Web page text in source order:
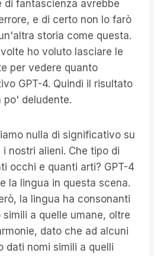
di fantascienza avrebbe
e di certo non lo farò
storia come questa.
ho voluto lasciare le
per vedere quanto
GPT-4. Quindi il risultato
po' deludente.
nulla di significativo su
nostri alieni. Che tipo di
occhi e quanti arti? GPT-4
la lingua in questa scena.
la lingua ha consonanti
a quelle umane, oltre
dato che ad alcuni
dati nomi simili a quelli